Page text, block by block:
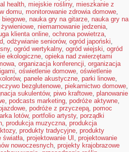
health, miejskie rośliny, mieszkanie z
domu, monitorowanie zdrowia domowe,
, nauka gry na gitarze, nauka gry na
, niemarnowanie jedzenia,
klienta online, ochrona powietrza,
, odżywianie seniorów, ogród japoński,
, ogród wertykalny, ogród wiejski, ogród
ekologiczne, opieka nad zwierzętami
, organizacja konferencji, organizacja
, oświetlenie domowe, oświetlenie
, panele akustyczne, parki linowe,
bezglutenowe, piekarnictwo domowe,
sukulentów, piwo kraftowe, planowanie
, podcasts marketing, podróże aktywne,
, podróże z przyczepą, pomoc
lotów, portfolio artysty, porządki
, produkcja muzyczna, produkcja
, produkty tradycyjne, produkty
światła, projektowanie UI , projektowanie
nowoczesnych, projekty krajobrazowe